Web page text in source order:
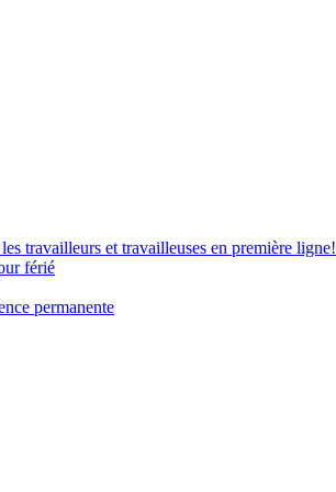
travailleurs et travailleuses en première ligne!
férié
permanente